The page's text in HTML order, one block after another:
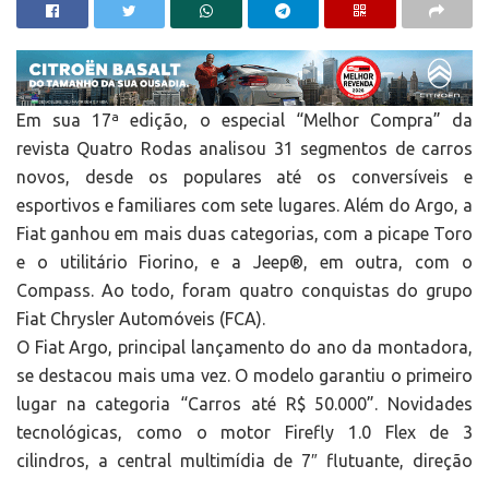
Em sua 17ª edição, o especial “Melhor Compra” da
revista Quatro Rodas analisou 31 segmentos de carros
novos, desde os populares até os conversíveis e
esportivos e familiares com sete lugares. Além do Argo, a
Fiat ganhou em mais duas categorias, com a picape Toro
e o utilitário Fiorino, e a Jeep®, em outra, com o
Compass. Ao todo, foram quatro conquistas do grupo
Fiat Chrysler Automóveis (FCA).
O Fiat Argo, principal lançamento do ano da montadora,
se destacou mais uma vez. O modelo garantiu o primeiro
lugar na categoria “Carros até R$ 50.000”. Novidades
tecnológicas, como o motor Firefly 1.0 Flex de 3
cilindros, a central multimídia de 7″ flutuante, direção